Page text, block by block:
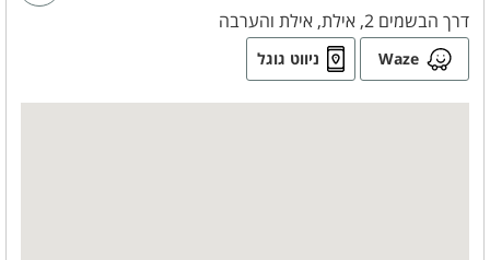
נוף מרהיב
נוף להרים
חדרי הרחצה
דרך הבשמים 2, אילת, אילת והערבה
Waze ניווט גוגל